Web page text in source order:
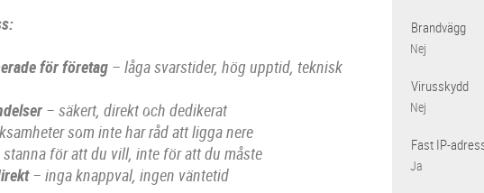
för företag – låga svarstider, hög upptid, teknisk
– säkert, direkt och dedikerat
som inte har råd att ligga nere
stanna för att du vill, inte för att du måste
– inga knappval, ingen väntetid
Brandvägg
Nej
Virusskydd
Nej
Fast IP-
Ja